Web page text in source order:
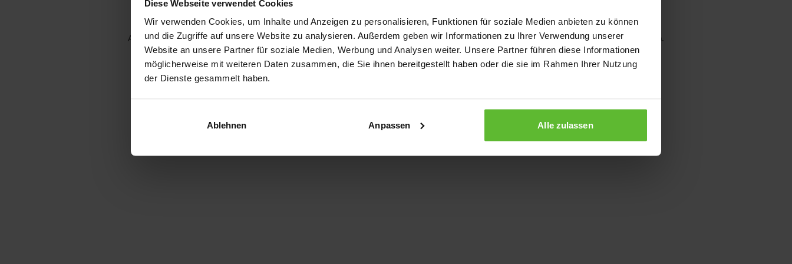
Diese Webseite verwendet Cookies
Wir verwenden Cookies, um Inhalte und Anzeigen zu personalisieren, Funktionen für soziale Medien anbieten zu können
und die Zugriffe auf unsere Website zu analysieren. Außerdem geben wir Informationen zu Ihrer Verwendung unserer
Website an unsere Partner für soziale Medien, Werbung und Analysen weiter. Unsere Partner führen diese Informationen
möglicherweise mit weiteren Daten zusammen, die Sie ihnen bereitgestellt haben oder die sie im Rahmen Ihrer Nutzung
der Dienste gesammelt haben.
Ablehnen Anpassen Alle zulassen
Application error: a client-side exception has occurred while loading www.kurzwego.de (see the browser console for more information).